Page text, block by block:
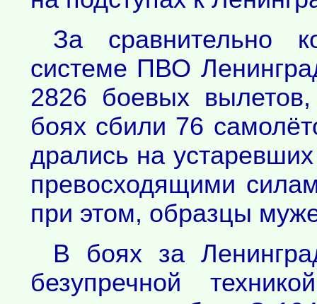
За сравнительно
системе ПВО
2826 боевых
боях сбили 76
дрались на
превосходящими
при этом, образцы
В боях за
безупречной